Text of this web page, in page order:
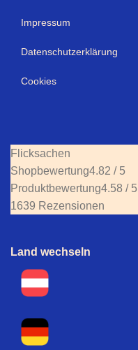
Impressum
Datenschutzerklärung
Cookies
Flicksachen
Shopbewertung4.82 / 5
Produktbewertung4.58 / 5
1639 Rezensionen
Land wechseln